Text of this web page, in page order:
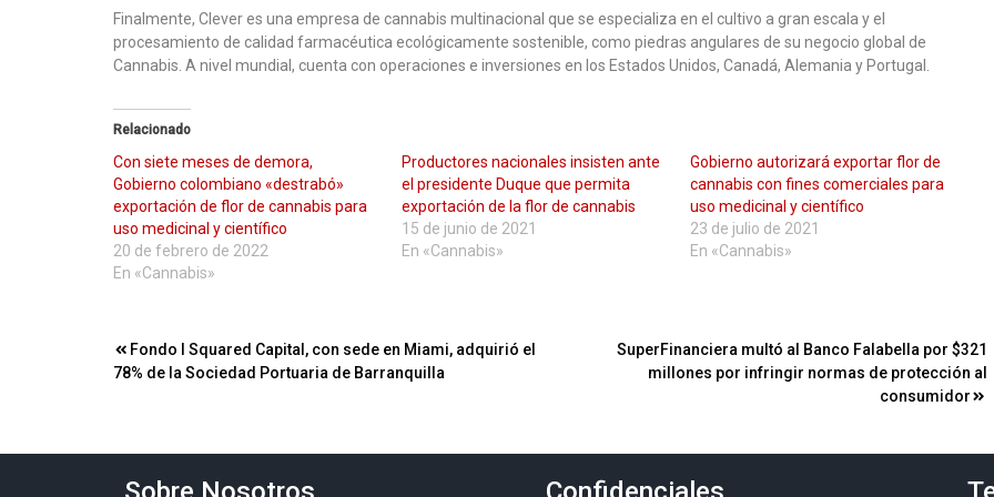
Finalmente, Clever es una empresa de cannabis multinacional que se especializa en el cultivo a gran escala y el
procesamiento de calidad farmacéutica ecológicamente sostenible, como piedras angulares de su negocio global de
Cannabis. A nivel mundial, cuenta con operaciones e inversiones en los Estados Unidos, Canadá, Alemania y Portugal.
Relacionado
Con siete meses de demora,
Gobierno colombiano «destrabó»
exportación de flor de cannabis para
uso medicinal y científico
20 de febrero de 2022
En «Cannabis»
Productores nacionales insisten ante
el presidente Duque que permita
exportación de la flor de cannabis
15 de junio de 2021
En «Cannabis»
Gobierno autorizará exportar flor de
cannabis con fines comerciales para
uso medicinal y científico
23 de julio de 2021
En «Cannabis»
Navegación
de
Fondo I Squared Capital, con sede en Miami, adquirió el
78% de la Sociedad Portuaria de Barranquilla
SuperFinanciera multó al Banco Falabella por $321
millones por infringir normas de protección al
consumidor